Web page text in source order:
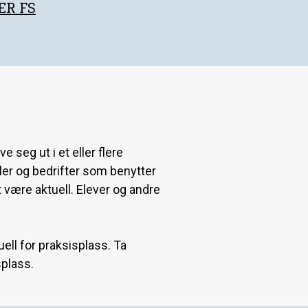
FS
seg ut i et eller flere
og bedrifter som benytter
aktuell. Elever og andre
for praksisplass. Ta